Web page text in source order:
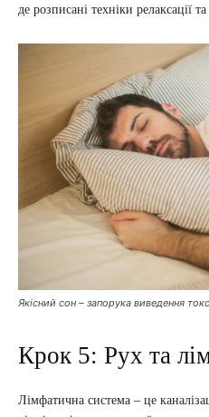
де розписані техніки релаксації та
Якісний сон – запорука виведення
Крок 5: Рух та
Лімфатична система – це